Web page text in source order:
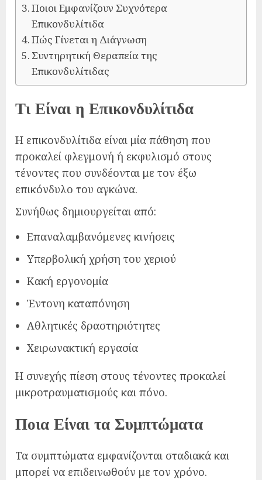
Ποιοι Εμφανίζουν Συχνότερα
Επικονδυλίτιδα
Πώς Γίνεται η Διάγνωση
Συντηρητική Θεραπεία της
Επικονδυλίτιδας
Τι Είναι η Επικονδυλίτιδα
Η επικονδυλίτιδα είναι μία πάθηση που
προκαλεί φλεγμονή ή εκφυλισμό στους
τένοντες που συνδέονται με τον έξω
επικόνδυλο του αγκώνα.
Συνήθως δημιουργείται από:
Επαναλαμβανόμενες κινήσεις
Υπερβολική χρήση του χεριού
Κακή εργονομία
Έντονη καταπόνηση
Αθλητικές δραστηριότητες
Χειρωνακτική εργασία
Η συνεχής πίεση στους τένοντες προκαλεί
μικροτραυματισμούς και πόνο.
Ποια Είναι τα Συμπτώματα
Τα συμπτώματα εμφανίζονται σταδιακά και
μπορεί να επιδεινωθούν με τον χρόνο.